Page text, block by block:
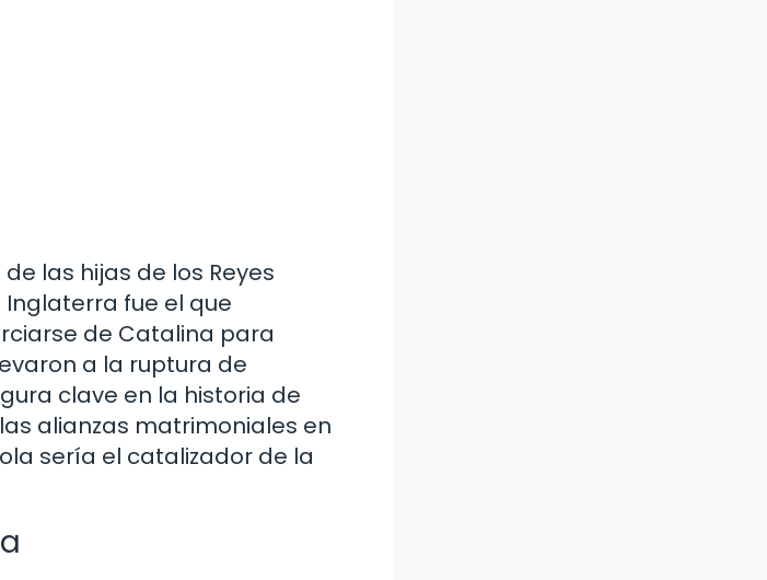
las hijas de los Reyes
Inglaterra fue el que
de Catalina para
a la ruptura de
clave en la historia de
alianzas matrimoniales en
sería el catalizador de la